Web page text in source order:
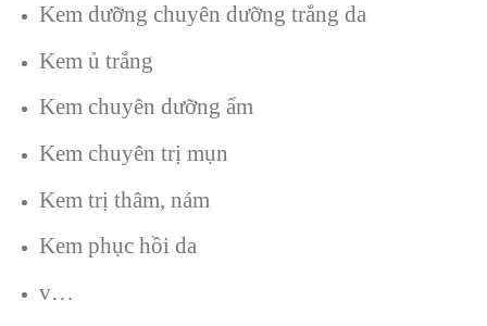
Kem dưỡng chuyên dưỡng trắng da
Kem ủ trắng
Kem chuyên dưỡng ẩm
Kem chuyên trị mụn
Kem trị thâm, nám
Kem phục hồi da
v…